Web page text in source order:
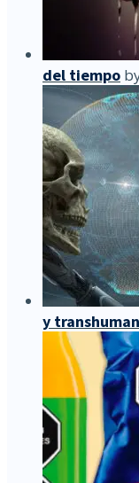
del tiempo
y